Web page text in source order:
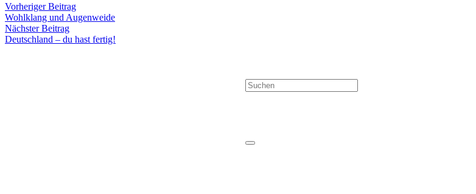
Vorheriger Beitrag
Wohlklang und Augenweide
Nächster Beitrag
Deutschland – du hast fertig!